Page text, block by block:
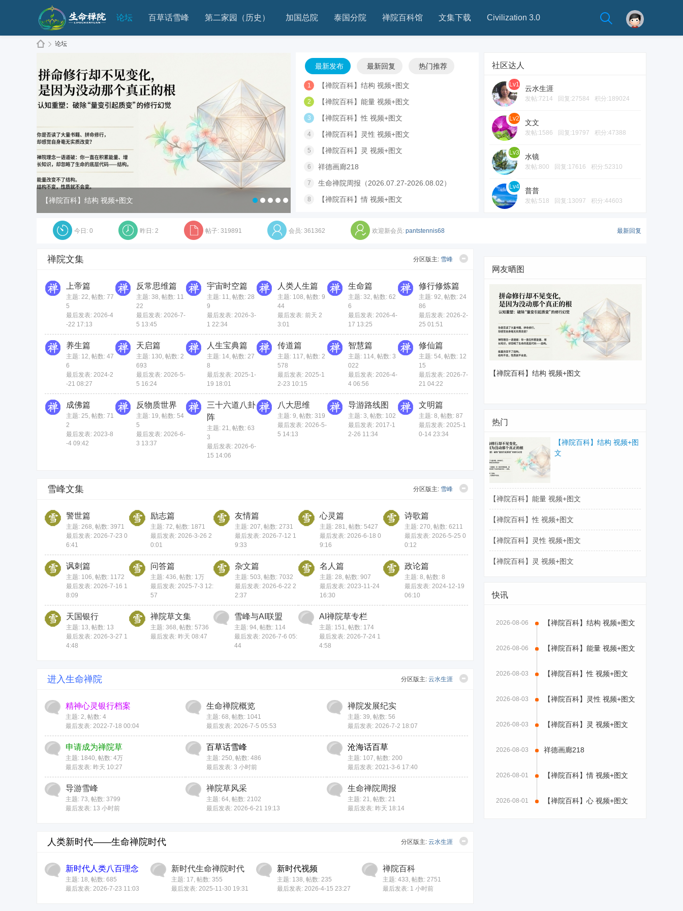
论坛 百草话雪峰 第二家园（历史） 加国总院 泰国分院 禅院百科馆 文集下载 Civilization 3.0
生
命
»
论坛
【禅院百科】结构 视频+图文
最新发布 最新回复 热门推荐
1 【禅院百科】结构 视频+图文
2 【禅院百科】能量 视频+图文
3 【禅院百科】性 视频+图文
4 【禅院百科】灵性 视频+图文
5 【禅院百科】灵 视频+图文
6 祥德画廊218
7 生命禅院周报（2026.07.27-2026.08.02）
8 【禅院百科】情 视频+图文
社区达人
Lv1 云水生涯
发帖:7214 回复:27584 积分:189024
Lv2 文文
发帖:1586 回复:19797 积分:47388
Lv3 水镜
发帖:800 回复:17616 积分:52310
Lv4 普普
发帖:518 回复:13097 积分:44603
今日: 0 昨日: 2 帖子: 319891 会员: 361362 欢迎新会员: pantstennis68 最新回复
分区版主: 雪峰
禅院文集
上帝篇
主题: 22, 帖数: 77
5
最后发表: 2026-4
-22 17:13
反常思维篇
主题: 38, 帖数: 11
22
最后发表: 2026-7-
5 13:45
宇宙时空篇
主题: 11, 帖数: 28
9
最后发表: 2026-3-
1 22:34
人类人生篇
主题: 108, 帖数: 9
44
最后发表: 前天 2
3:01
生命篇
主题: 32, 帖数: 62
6
最后发表: 2026-4-
17 13:25
修行修炼篇
主题: 92, 帖数: 24
86
最后发表: 2026-2-
25 01:51
养生篇
主题: 12, 帖数: 47
6
最后发表: 2024-2
-21 08:27
天启篇
主题: 130, 帖数: 2
693
最后发表: 2026-5-
5 16:24
人生宝典篇
主题: 14, 帖数: 27
8
最后发表: 2025-1-
19 18:01
传道篇
主题: 117, 帖数: 2
578
最后发表: 2025-1
2-23 10:15
智慧篇
主题: 114, 帖数: 3
022
最后发表: 2026-4-
4 06:56
修仙篇
主题: 54, 帖数: 12
15
最后发表: 2026-7-
21 04:22
成佛篇
主题: 25, 帖数: 71
2
最后发表: 2023-8
-4 09:42
反物质世界
主题: 19, 帖数: 54
5
最后发表: 2026-6-
3 13:37
三十六道八卦
阵
主题: 21, 帖数: 63
3
最后发表: 2026-6-
15 14:06
八大思维
主题: 9, 帖数: 319
最后发表: 2026-5-
5 14:13
导游路线图
主题: 3, 帖数: 102
最后发表: 2017-1
2-26 11:34
文明篇
主题: 8, 帖数: 87
最后发表: 2025-1
0-14 23:34
分区版主: 雪峰
雪峰文集
警世篇
主题: 268, 帖数: 3971
最后发表: 2026-7-23 0
6:41
励志篇
主题: 72, 帖数: 1871
最后发表: 2026-3-26 2
0:01
友情篇
主题: 207, 帖数: 2731
最后发表: 2026-7-12 1
9:33
心灵篇
主题: 281, 帖数: 5427
最后发表: 2026-6-18 0
9:16
诗歌篇
主题: 270, 帖数: 6211
最后发表: 2026-5-25 0
0:12
讽刺篇
主题: 106, 帖数: 1172
最后发表: 2026-7-16 1
8:09
问答篇
主题: 436, 帖数: 1万
最后发表: 2025-7-3 12:
57
杂文篇
主题: 503, 帖数: 7032
最后发表: 2026-6-22 2
2:37
名人篇
主题: 28, 帖数: 907
最后发表: 2023-11-24
16:30
政论篇
主题: 8, 帖数: 8
最后发表: 2024-12-19
06:10
天国银行
主题: 13, 帖数: 13
最后发表: 2026-3-27 1
4:48
禅院草文集
主题: 368, 帖数: 5736
最后发表: 昨天 08:47
雪峰与AI联盟
主题: 94, 帖数: 114
最后发表: 2026-7-6 05:
44
AI禅院草专栏
主题: 151, 帖数: 174
最后发表: 2026-7-24 1
4:58
分区版主: 云水生涯
进入生命禅院
精神心灵银行档案
主题: 2, 帖数: 4
最后发表: 2022-7-18 00:04
生命禅院概览
主题: 68, 帖数: 1041
最后发表: 2026-7-5 05:53
禅院发展纪实
主题: 39, 帖数: 56
最后发表: 2026-7-2 18:07
申请成为禅院草
主题: 1840, 帖数: 4万
最后发表: 昨天 10:27
百草话雪峰
主题: 250, 帖数: 486
最后发表: 3 小时前
沧海话百草
主题: 107, 帖数: 200
最后发表: 2021-3-6 17:40
导游雪峰
主题: 73, 帖数: 3799
最后发表: 13 小时前
禅院草风采
主题: 64, 帖数: 2102
最后发表: 2026-6-21 19:13
生命禅院周报
主题: 21, 帖数: 21
最后发表: 昨天 18:14
分区版主: 云水生涯
人类新时代——生命禅院时代
新时代人类八百理念
主题: 18, 帖数: 685
最后发表: 2026-7-23 11:03
新时代生命禅院时代
主题: 17, 帖数: 355
最后发表: 2025-11-30 19:31
新时代视频
主题: 138, 帖数: 235
最后发表: 2026-4-15 23:27
禅院百科
主题: 433, 帖数: 2751
最后发表: 1 小时前
网友晒图
【禅院百科】结构 视频+图文
热门
【禅院百科】结构 视频+图
文
【禅院百科】能量 视频+图文
【禅院百科】性 视频+图文
【禅院百科】灵性 视频+图文
【禅院百科】灵 视频+图文
快讯
2026-08-06 【禅院百科】结构 视频+图文
2026-08-06 【禅院百科】能量 视频+图文
2026-08-03 【禅院百科】性 视频+图文
2026-08-03 【禅院百科】灵性 视频+图文
2026-08-03 【禅院百科】灵 视频+图文
2026-08-03 祥德画廊218
2026-08-01 【禅院百科】情 视频+图文
2026-08-01 【禅院百科】心 视频+图文